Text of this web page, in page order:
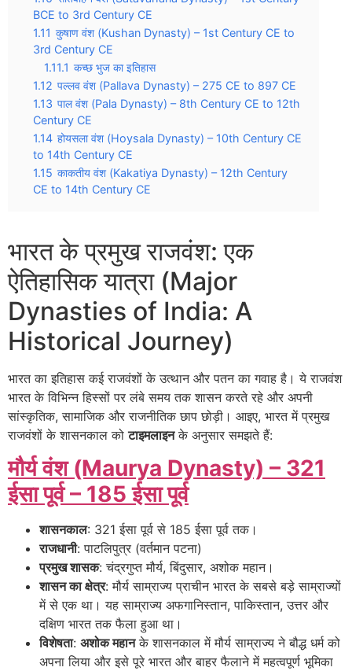
BCE to 3rd Century CE
1.11 कुषाण वंश (Kushan Dynasty) – 1st Century CE to
3rd Century CE
1.11.1 कच्छ भुज का इतिहास
1.12 पल्लव वंश (Pallava Dynasty) – 275 CE to 897 CE
1.13 पाल वंश (Pala Dynasty) – 8th Century CE to 12th
Century CE
1.14 होयसला वंश (Hoysala Dynasty) – 10th Century CE
to 14th Century CE
1.15 काकतीय वंश (Kakatiya Dynasty) – 12th Century
CE to 14th Century CE
भारत के प्रमुख राजवंश: एक
ऐतिहासिक यात्रा (Major
Dynasties of India: A
Historical Journey)
भारत का इतिहास कई राजवंशों के उत्थान और पतन का गवाह है। ये राजवंश
भारत के विभिन्न हिस्सों पर लंबे समय तक शासन करते रहे और अपनी
सांस्कृतिक, सामाजिक और राजनीतिक छाप छोड़ी। आइए, भारत में प्रमुख
राजवंशों के शासनकाल कोटाइमलाइनके अनुसार समझते हैं:
मौर्य वंश (Maurya Dynasty) – 321
ईसा पूर्व – 185 ईसा पूर्व
शासनकाल: 321 ईसा पूर्व से 185 ईसा पूर्व तक।
राजधानी: पाटलिपुत्र (वर्तमान पटना)
प्रमुख शासक: चंद्रगुप्त मौर्य, बिंदुसार, अशोक महान।
शासन का क्षेत्र: मौर्य साम्राज्य प्राचीन भारत के सबसे बड़े साम्राज्यों
में से एक था। यह साम्राज्य अफगानिस्तान, पाकिस्तान, उत्तर और
दक्षिण भारत तक फैला हुआ था।
विशेषता: अशोक महानके शासनकाल में मौर्य साम्राज्य ने बौद्ध धर्म को
अपना लिया और इसे पूरे भारत और बाहर फैलाने में महत्वपूर्ण भूमिका